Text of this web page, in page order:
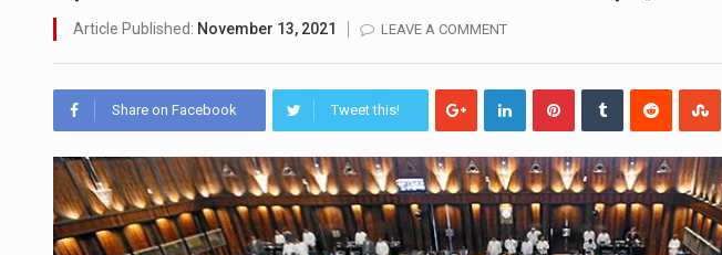
මහර බන්ධනාගාරයේ අද ඇතිවූ සිද්ධියෙන් තුවාල ලැබූ බව
අගෝස්තු මස දෙවන ඉරිදා ලිට් රූම් සූම් සංවාදය
ලාල් කාන්ත ඇමතිවරයා අධිකරණ විනිශ්චයකාරවරුන්ගේ
හිටපු පොලිස්පති පූජිත් ජයසුන්දරට සහ හිටපු ආරක්ෂක
පසුගිය මැයි මස 31 දිනෙන් අවසන් වූ වසර තුළ ලොව පුරා
Article Published: November 13, 2021 LEAVE A COMMENT
Share on Facebook Tweet this!